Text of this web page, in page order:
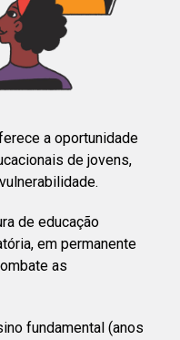
a oportunidade
de jovens,
de educação
em permanente
as
fundamental (anos